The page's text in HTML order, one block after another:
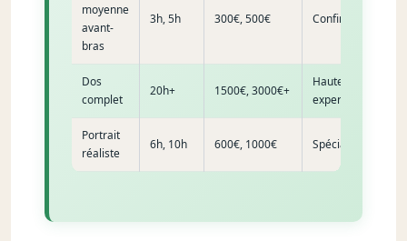
moyenne
avant-
bras
3h, 5h 300€, 500€ Confirmée
Dos
complet
20h+ 1500€, 3000€+
Haute
expertise
Portrait
réaliste
6h, 10h 600€, 1000€ Spécialiste